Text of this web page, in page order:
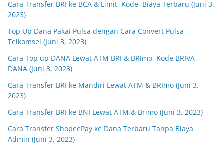
Cara Transfer BRI ke BCA & Limit, Kode, Biaya Terbaru (Juni 3,
2023)
Top Up Dana Pakai Pulsa dengan Cara Convert Pulsa
Telkomsel (Juni 3, 2023)
Cara Top up DANA Lewat ATM BRI & BRImo, Kode BRIVA
DANA (Juni 3, 2023)
Cara Transfer BRI ke Mandiri Lewat ATM & BRImo (Juni 3,
2023)
Cara Transfer BRI ke BNI Lewat ATM & Brimo (Juni 3, 2023)
Cara Transfer ShopeePay ke Dana Terbaru Tanpa Biaya
Admin (Juni 3, 2023)